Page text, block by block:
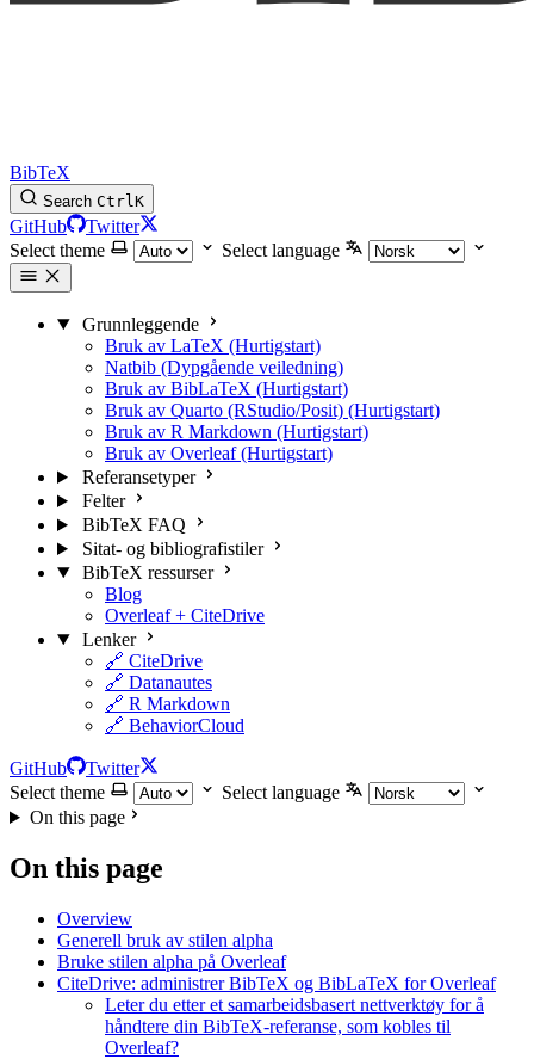
BibTeX
Search CtrlK
GitHub
Twitter
Select theme
Select language
Grunnleggende
Bruk av LaTeX (Hurtigstart)
Natbib (Dypgående veiledning)
Bruk av BibLaTeX (Hurtigstart)
Bruk av Quarto (RStudio/Posit) (Hurtigstart)
Bruk av R Markdown (Hurtigstart)
Bruk av Overleaf (Hurtigstart)
Referansetyper
Felter
BibTeX FAQ
Sitat- og bibliografistiler
BibTeX ressurser
Blog
Overleaf + CiteDrive
Lenker
🔗 CiteDrive
🔗 Datanautes
🔗 R Markdown
🔗 BehaviorCloud
GitHub
Twitter
Select theme
Select language
On this page
On this page
Overview
Generell bruk av stilen alpha
Bruke stilen alpha på Overleaf
CiteDrive: administrer BibTeX og BibLaTeX for Overleaf
Leter du etter et samarbeidsbasert nettverktøy for å
håndtere din BibTeX-referanse, som kobles til
Overleaf?